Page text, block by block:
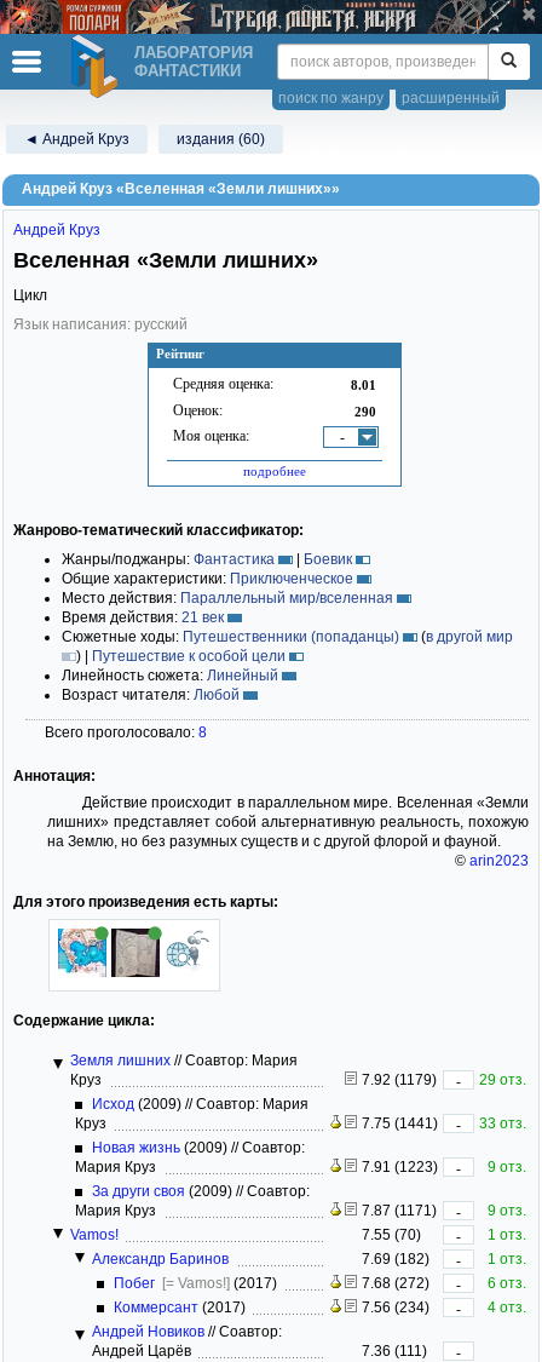
ЛАБОРАТОРИЯ
ФАНТАСТИКИ
расширенный
поиск по жанру
◄ Андрей Круз издания (60)
Андрей Круз «Вселенная «Земли лишних»»
Рейтинг
Средняя оценка: 8.01
Оценок: 290
Моя оценка: -
подробнее
Андрей Круз
Вселенная «Земли лишних»
Цикл
Язык написания: русский
Жанрово-тематический классификатор:
Жанры/поджанры: Фантастика | Боевик
Общие характеристики: Приключенческое
Место действия: Параллельный мир/вселенная
Время действия: 21 век
Сюжетные ходы: Путешественники (попаданцы) (в другой мир
) | Путешествие к особой цели
Линейность сюжета: Линейный
Возраст читателя: Любой
Всего проголосовало: 8
Аннотация:
Действие происходит в параллельном мире. Вселенная «Земли
лишних» представляет собой альтернативную реальность, похожую
на Землю, но без разумных существ и с другой флорой и фауной.
© arin2023
Для этого произведения есть карты:
Содержание цикла:
Земля лишних //Соавтор: Мария
Круз
7.92 (1179) -
29 отз.
Исход (2009) //Соавтор: Мария
Круз
7.75 (1441) -
33 отз.
Новая жизнь (2009) //Соавтор:
Мария Круз
7.91 (1223) -
9 отз.
За други своя (2009) //Соавтор:
Мария Круз
7.87 (1171) -
9 отз.
Vamos!
7.55 (70) -
1 отз.
Александр Баринов
7.69 (182) -
1 отз.
Побег [= Vamos!] (2017) 7.68 (272) -
6 отз.
Коммерсант (2017) 7.56 (234) -
4 отз.
Андрей Новиков //Соавтор:
Андрей Царёв
7.36 (111)
-